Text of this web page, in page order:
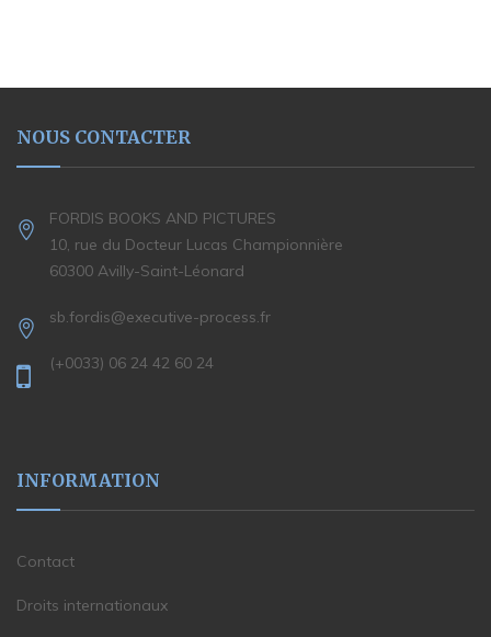
NOUS CONTACTER
FORDIS BOOKS AND PICTURES
10, rue du Docteur Lucas Championnière
60300 Avilly-Saint-Léonard
sb.fordis@executive-process.fr
(+0033) 06 24 42 60 24
INFORMATION
Contact
Droits internationaux